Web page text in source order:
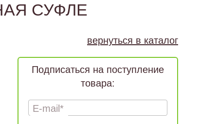
СУФЛЕ
вернуться в каталог
Подписаться на поступление
товара:
E-mail*